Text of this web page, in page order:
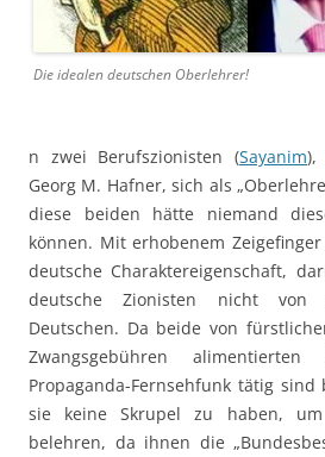
Die idealen deutschen Oberlehrer!
n zwei Berufszionisten (Sayanim),
Georg M. Hafner, sich als
diese beiden hätte niemand
können. Mit erhobenem
deutsche Charaktereigenschaft,
deutsche Zionisten nicht von
Deutschen. Da beide von
Zwangsgebühren alimentierten
Propaganda-Fernsehfunk tätig
sie keine Skrupel zu haben, um
belehren, da ihnen die